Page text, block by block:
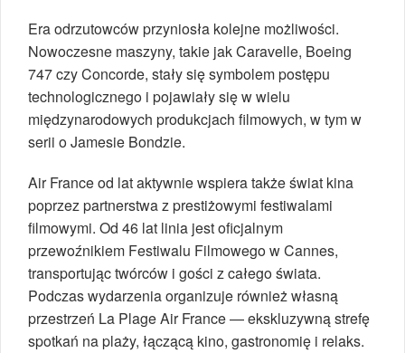
Era odrzutowców przyniosła kolejne możliwości.
Nowoczesne maszyny, takie jak Caravelle, Boeing
747 czy Concorde, stały się symbolem postępu
technologicznego i pojawiały się w wielu
międzynarodowych produkcjach filmowych, w tym w
serii o Jamesie Bondzie.
Air France od lat aktywnie wspiera także świat kina
poprzez partnerstwa z prestiżowymi festiwalami
filmowymi. Od 46 lat linia jest oficjalnym
przewoźnikiem Festiwalu Filmowego w Cannes,
transportując twórców i gości z całego świata.
Podczas wydarzenia organizuje również własną
przestrzeń La Plage Air France — ekskluzywną strefę
spotkań na plaży, łączącą kino, gastronomię i relaks.